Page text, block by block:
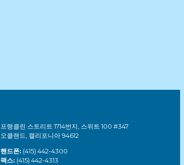
프랭클린 스트리트 1714번지, 스위트 100 #347
오클랜드, 캘리포니아 94612
핸드폰: (415) 442-4300
팩스: (415) 442-4313